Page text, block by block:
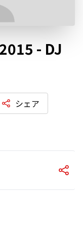
- DJ
シェア